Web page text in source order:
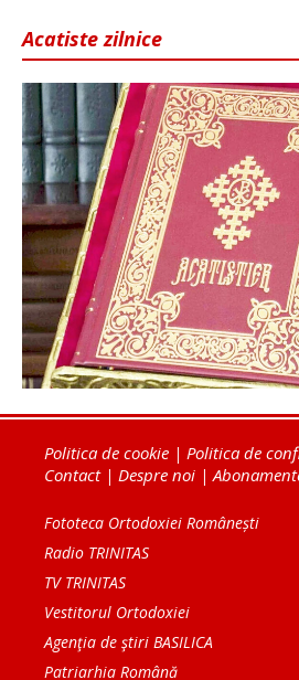
Acatiste zilnice
Politica de cookie | Politica de
Contact| Despre noi |
Fototeca Ortodoxiei Românești
Radio TRINITAS
TV TRINITAS
Vestitorul Ortodoxiei
Agenţia de ştiri BASILICA
Patriarhia Română